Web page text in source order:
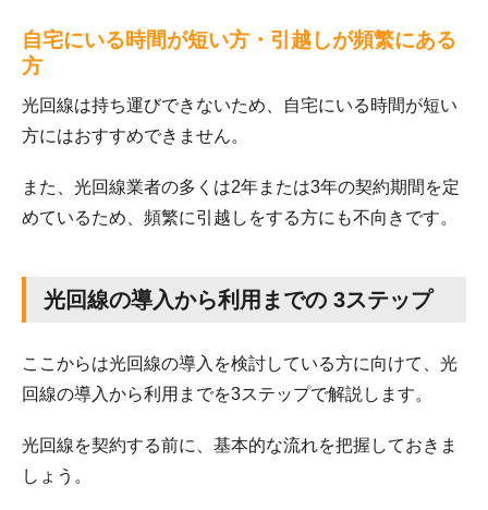
自宅にいる時間が短い方・引越しが頻繁にある
方
光回線は持ち運びできないため、自宅にいる時間が短い
方にはおすすめできません。
また、光回線業者の多くは2年または3年の契約期間を定
めているため、頻繁に引越しをする方にも不向きです。
光回線の導入から利用までの 3ステップ
ここからは光回線の導入を検討している方に向けて、光
回線の導入から利用までを3ステップで解説します。
光回線を契約する前に、基本的な流れを把握しておきま
しょう。